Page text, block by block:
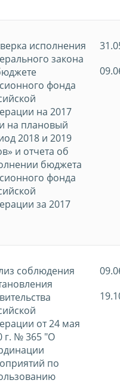
исполнения
закона
фонда
на 2017
на плановый
2018 и 2019
и отчета об
бюджета
фонда
за 2017
соблюдения
от 24 мая
г. № 365 "О
по